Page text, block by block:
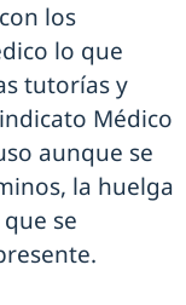
los
lo que
tutorías y
Médico
aunque se
la huelga
se